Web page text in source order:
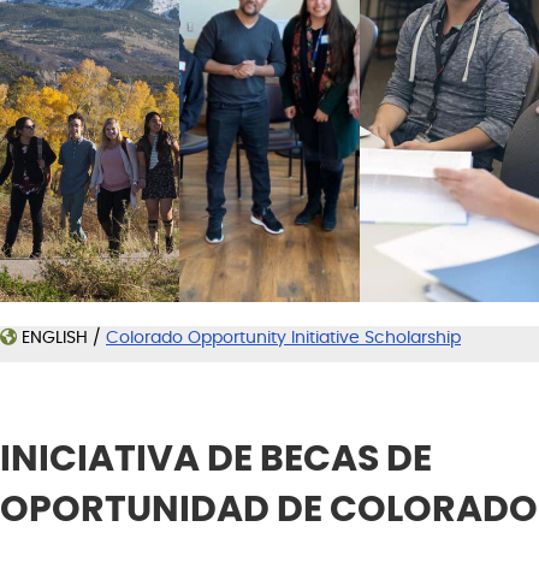
ENGLISH / Colorado Opportunity Initiative Scholarship
INICIATIVA DE BECAS DE
OPORTUNIDAD DE COLORADO